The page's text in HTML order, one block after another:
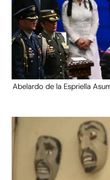
Abelardo de la Espriella